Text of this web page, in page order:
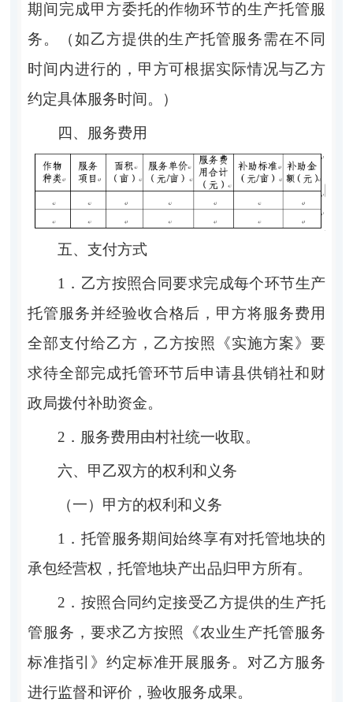
期间完成甲方委托的作物环节的生产托管服
务。（如乙方提供的生产托管服务需在不同
时间内进行的，甲方可根据实际情况与乙方
约定具体服务时间。）
四、服务费用
五、 支付方式
1． 乙方按照合同要求完成每个环节生产
托管服务并经验收合格后，甲方将服务费用
全部支付给乙方，乙方按照《实施方案》要
求待全部完成托管环节后申请县供销社和财
政局拨付补助资金。
2． 服务费用由村社统一收取。
六、甲乙双方的权利和义务
（一）甲方的权利和义务
1． 托管服务期间始终享有对托管地块的
承包经营权，托管地块产出品归甲方所有。
2． 按照合同约定接受乙方提供的生产托
管服务，要求乙方按照《农业生产托管服务
标准指引》约定标准开展服务。对乙方服务
进行监督和评价，验收服务成果。